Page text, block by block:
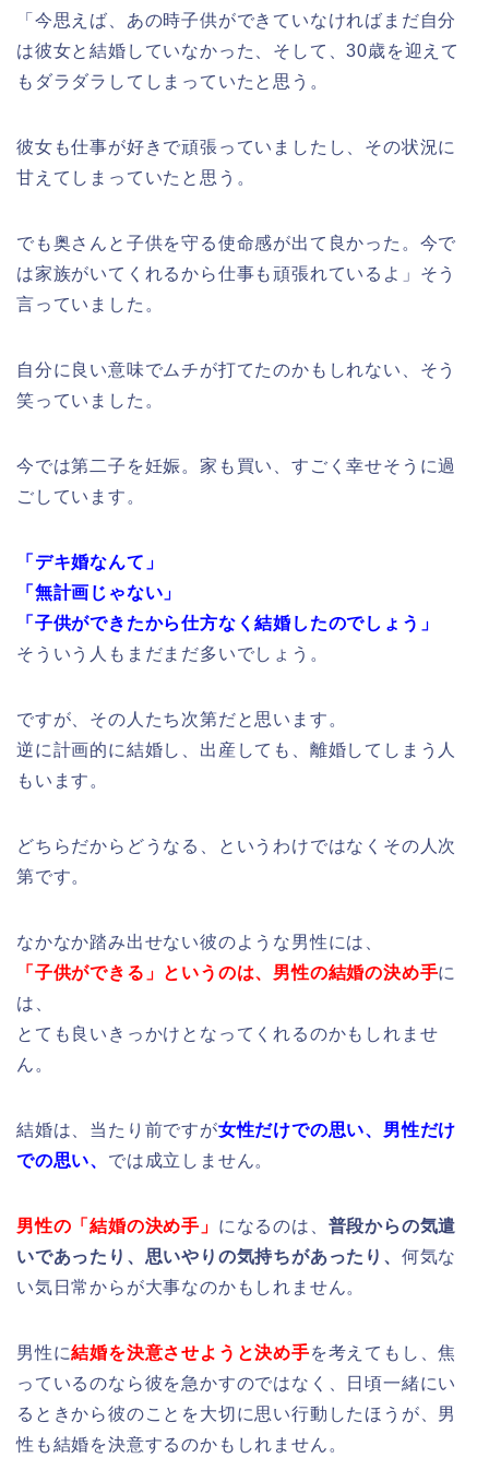
「今思えば、あの時子供ができていなければまだ自分
は彼女と結婚していなかった、そして、30歳を迎えて
もダラダラしてしまっていたと思う。
彼女も仕事が好きで頑張っていましたし、その状況に
甘えてしまっていたと思う。
でも奥さんと子供を守る使命感が出て良かった。今で
は家族がいてくれるから仕事も頑張れているよ」そう
言っていました。
自分に良い意味でムチが打てたのかもしれない、そう
笑っていました。
今では第二子を妊娠。家も買い、すごく幸せそうに過
ごしています。
「デキ婚なんて」
「無計画じゃない」
「子供ができたから仕方なく結婚したのでしょう」
そういう人もまだまだ多いでしょう。
ですが、その人たち次第だと思います。
逆に計画的に結婚し、出産しても、離婚してしまう人
もいます。
どちらだからどうなる、というわけではなくその人次
第です。
なかなか踏み出せない彼のような男性には、
「子供ができる」というのは、男性の結婚の決め手に
は、
とても良いきっかけとなってくれるのかもしれませ
ん。
結婚は、当たり前ですが女性だけでの思い、 男性だけ
での思い、 では成立しません。
男性の「結婚の決め手」 になるのは、 普段からの気遣
いであったり、 思いやりの気持ちがあったり、 何気な
い気日常からが大事なのかもしれません。
男性に結婚を決意させようと決め手を考えてもし、焦
っているのなら彼を急かすのではなく、日頃一緒にい
るときから彼のことを大切に思い行動したほうが、男
性も結婚を決意するのかもしれません。